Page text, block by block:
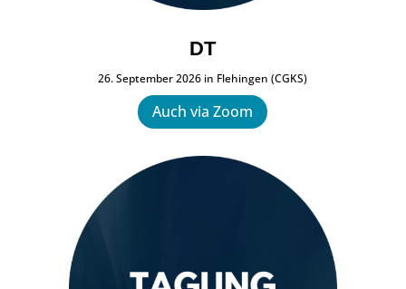
DT
26. September 2026 in Flehingen (CGKS)
Auch via Zoom